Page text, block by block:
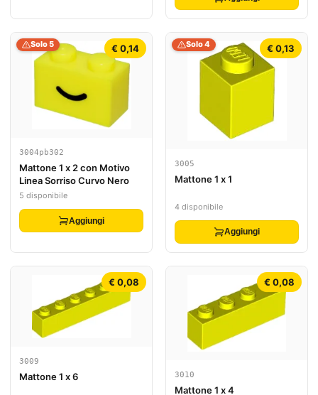
€ 0,14
Solo 5
3004pb302
Mattone 1 x 2 con Motivo
Linea Sorriso Curvo Nero
5 disponibile
Aggiungi
€ 0,13
Solo 4
3005
Mattone 1 x 1
4 disponibile
Aggiungi
€ 0,08
3009
Mattone 1 x 6
€ 0,08
3010
Mattone 1 x 4